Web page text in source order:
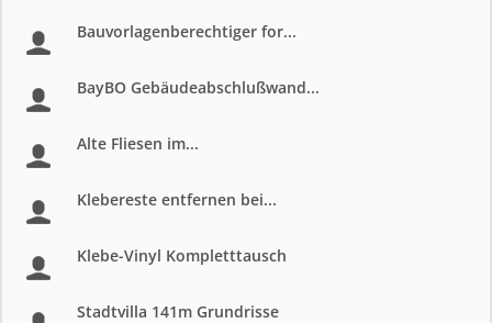
Bauvorlagenberechtiger for...
BayBO Gebäudeabschlußwand...
Alte Fliesen im...
Klebereste entfernen bei...
Klebe-Vinyl Kompletttausch
Stadtvilla 141m Grundrisse